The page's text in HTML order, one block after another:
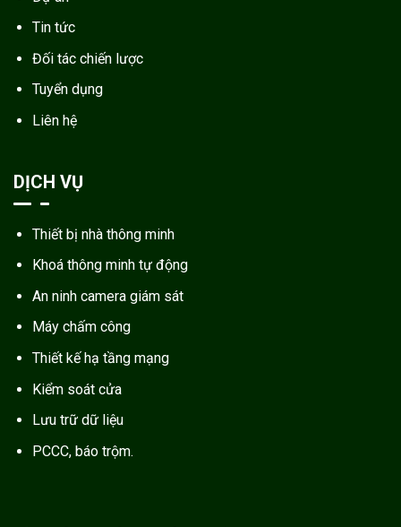
Tin tức
Đối tác chiến lược
Tuyển dụng
Liên hệ
DỊCH VỤ
Thiết bị nhà thông minh
Khoá thông minh tự động
An ninh camera giám sát
Máy chấm công
Thiết kế hạ tầng mạng
Kiểm soát cửa
Lưu trữ dữ liệu
PCCC, báo trộm.